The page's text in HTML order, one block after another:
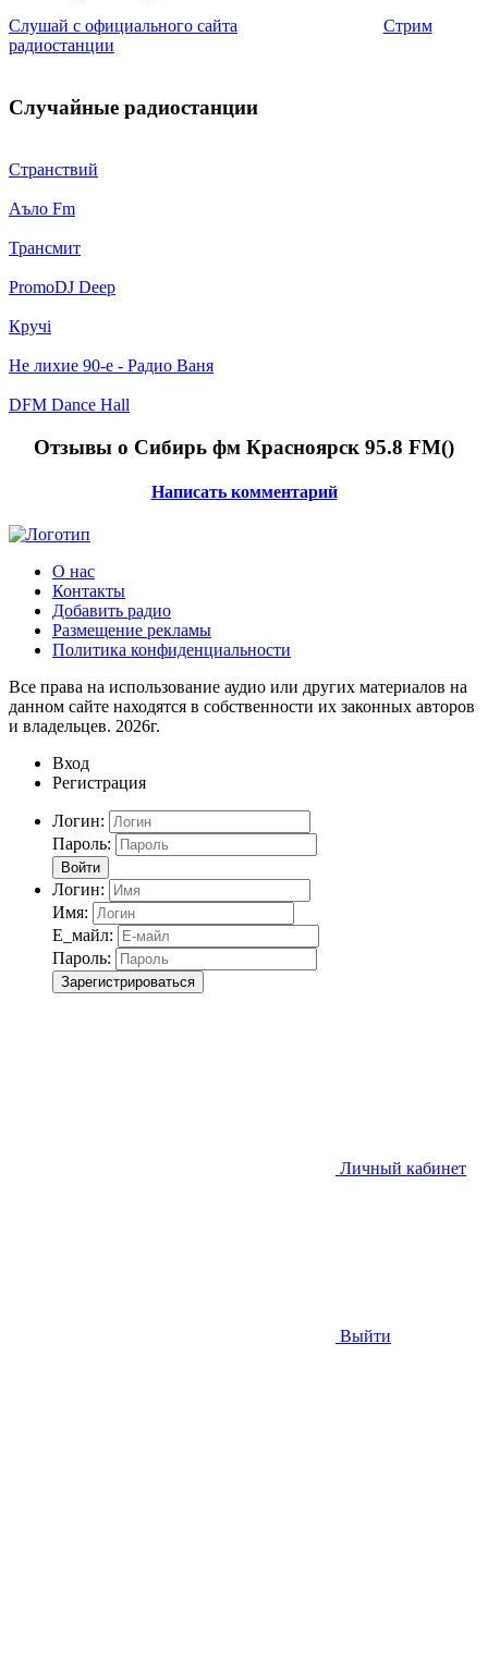
Слушай с официального сайта
Стрим
радиостанции
Случайные радиостанции
Странствий
Аъло Fm
Трансмит
PromoDJ Deep
Кручі
Не лихие 90-е - Радио Ваня
DFM Dance Hall
Отзывы о Сибирь фм Красноярск 95.8 FM()
Написать комментарий
О нас
Контакты
Добавить радио
Размещение рекламы
Политика конфиденциальности
Все права на использование аудио или других материалов на
данном сайте находятся в собственности их законных авторов
и владельцев. 2026г.
Вход
Регистрация
Логин:
Пароль:
Войти
Логин:
Имя:
Е_майл:
Пароль:
Зарегистрироваться
Личный кабинет
Выйти